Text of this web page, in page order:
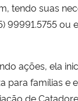
tendo suas
99991.5755 ou
ações, ela
para famílias e
de